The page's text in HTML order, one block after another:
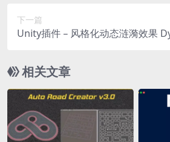
下一篇
Unity插件 – 风格化动态涟漪效果
相关文章